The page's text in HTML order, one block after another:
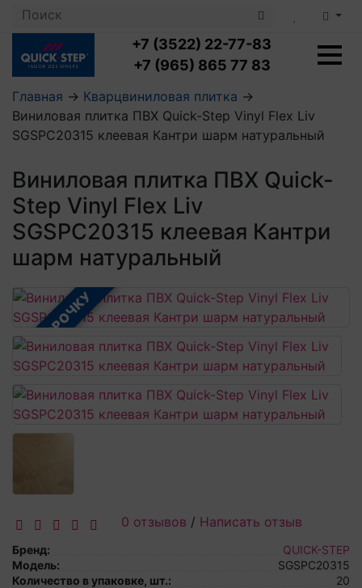
+7 (3522) 22-77-83
+7 (965) 865 77 83
Ламинат с укладкой
Влагостойкий ламинат
Посмотреть все категории
LOC FLOOR FANCY
LOC FLOOR ARCTIC
Посмотреть все категории
Кварцвиниловая плитка с укладкой
Клеевая кварцвиниловая плитка
Виниловый ламинат
Посмотреть все категории
Плинтус
Профили для ступеней
Подложка
Аксессуары для напольных покрытий
Посмотреть все категории
Аксессуары для стеновых панелей
Посмотреть все категории
Главная → Кварцвиниловая плитка →
Виниловая плитка ПВХ Quick-Step Vinyl Flex Liv
SGSPC20315 клеевая Кантри шарм натуральный
Виниловая плитка ПВХ Quick-
Step Vinyl Flex Liv
SGSPC20315 клеевая Кантри
шарм натуральный
В РАССРОЧКУ
0 отзывов / Написать отзыв
Бренд:
QUICK-STEP
Модель:
SGSPC20315
Количество в упаковке, шт.:
20